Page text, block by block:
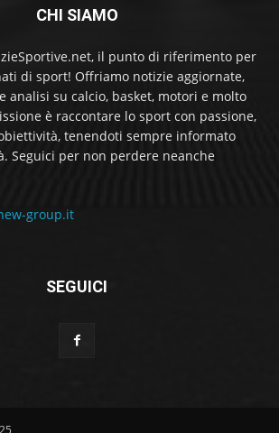
CHI SIAMO
il punto di riferimento per
di sport! Offriamo notizie aggiornate,
analisi su calcio, basket, motori e molto
è raccontare lo sport con passione,
tenendoti sempre informato
Seguici per non perdere neanche
group.it
SEGUICI